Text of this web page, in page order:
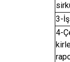
3-
4-